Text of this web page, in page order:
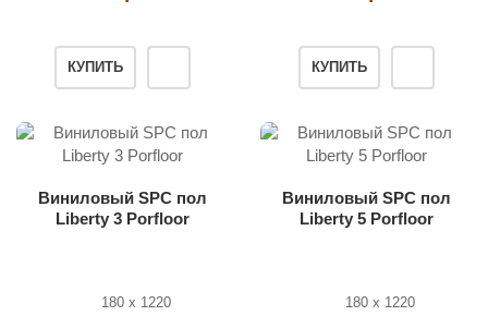
КУПИТЬ КУПИТЬ
Виниловый SPC пол
Liberty 3 Porfloor
180 x 1220
Виниловый SPC пол
Liberty 5 Porfloor
180 x 1220